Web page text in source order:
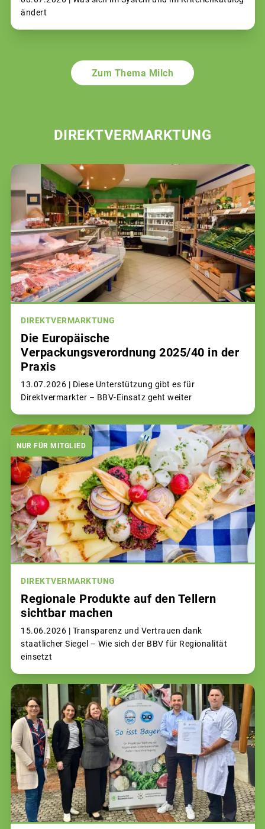
ändert
Zum Thema Milch
DIREKTVERMARKTUNG
DIREKTVERMARKTUNG
Die Europäische
Verpackungsverordnung 2025/40 in der
Praxis
13.07.2026 | Diese Unterstützung gibt es für
Direktvermarkter – BBV-Einsatz geht weiter
NUR FÜR MITGLIED
DIREKTVERMARKTUNG
Regionale Produkte auf den Tellern
sichtbar machen
15.06.2026 | Transparenz und Vertrauen dank
staatlicher Siegel – Wie sich der BBV für Regionalität
einsetzt